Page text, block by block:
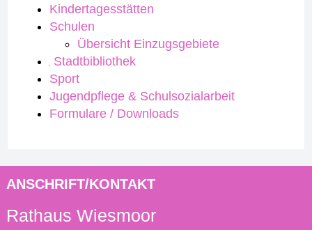
Kindertagesstätten
Schulen
Übersicht Einzugsgebiete
Stadtbibliothek
Sport
Jugendpflege & Schulsozialarbeit
Formulare / Downloads
ANSCHRIFT/KONTAKT
Rathaus Wiesmoor